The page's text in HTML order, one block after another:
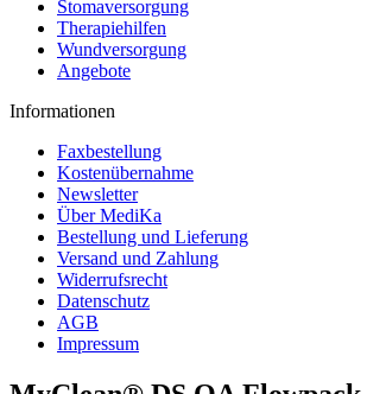
Stomaversorgung
Therapiehilfen
Wundversorgung
Angebote
Informationen
Faxbestellung
Kostenübernahme
Newsletter
Über MediKa
Bestellung und Lieferung
Versand und Zahlung
Widerrufsrecht
Datenschutz
AGB
Impressum